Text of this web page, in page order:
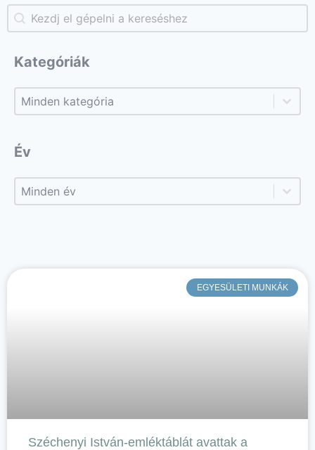
Keresés
Keresés
Kategóriák
Kategóriák
Kategóriák
Év
Év
Év
EGYESÜLETI MUNKÁK
Széchenyi István-emléktáblát avattak a